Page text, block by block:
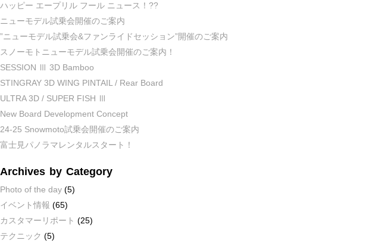
ハッピー エープリル フール ニュース！??
ニューモデル試乗会開催のご案内
”ニューモデル試乗会&ファンライドセッション”開催のご案内
スノーモトニューモデル試乗会開催のご案内！
SESSION Ⅲ 3D Bamboo
STINGRAY 3D WING PINTAIL / Rear Board
ULTRA 3D / SUPER FISH Ⅲ
New Board Development Concept
24-25 Snowmoto試乗会開催のご案内
富士見パノラマレンタルスタート！
Archives by Category
Photo of the day (5)
イベント情報 (65)
カスタマーリポート (25)
テクニック (5)